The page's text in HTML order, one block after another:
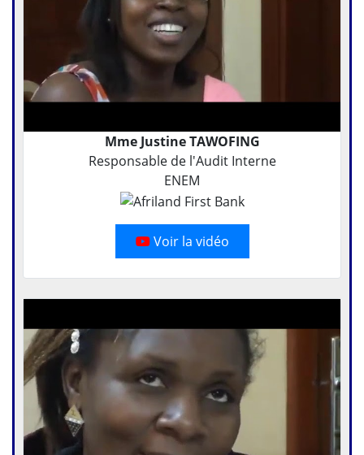
Mme Justine TAWOFING
Responsable de l'Audit Interne
ENEM
Voir la vidéo